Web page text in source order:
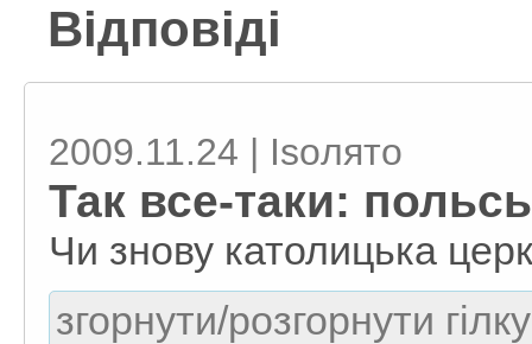
Відповіді
2009.11.24 | Isoлято
Так все-таки:
Чи знову католицька
згорнути/розгорнути